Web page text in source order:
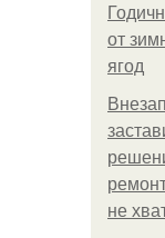
от
ягод
не